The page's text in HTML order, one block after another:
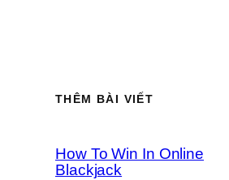
THÊM BÀI VIẾT
How To Win In Online
Blackjack